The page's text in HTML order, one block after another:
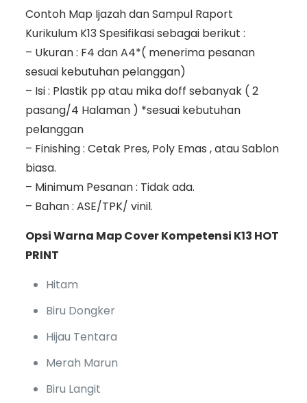
Contoh Map Ijazah dan Sampul Raport
Kurikulum K13 Spesifikasi sebagai berikut :
– Ukuran : F4 dan A4*( menerima pesanan
sesuai kebutuhan pelanggan)
– Isi : Plastik pp atau mika doff sebanyak ( 2
pasang/4 Halaman ) *sesuai kebutuhan
pelanggan
– Finishing : Cetak Pres, Poly Emas , atau Sablon
biasa.
– Minimum Pesanan : Tidak ada.
– Bahan : ASE/TPK/ vinil.
Opsi Warna Map Cover Kompetensi K13 HOT
PRINT
Hitam
Biru Dongker
Hijau Tentara
Merah Marun
Biru Langit